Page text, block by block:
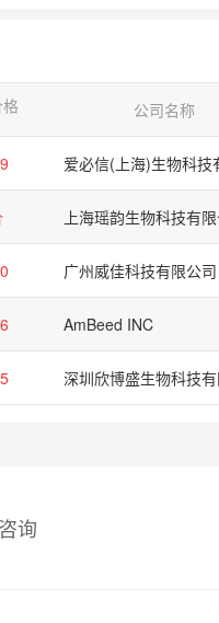
公司名称
上海瑶韵生物科技有
广州威佳科技有限公司
AmBeed INC
深圳欣博盛生物科技
询